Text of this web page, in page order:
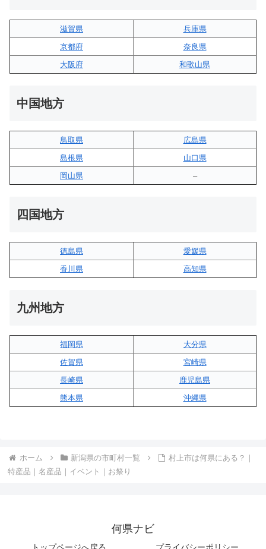
滋賀県
兵庫県
京都府
奈良県
大阪府
和歌山県
中国地方
鳥取県
広島県
島根県
山口県
岡山県
–
四国地方
徳島県
愛媛県
香川県
高知県
九州地方
福岡県
大分県
佐賀県
宮崎県
長崎県
鹿児島県
熊本県
沖縄県
ホーム 新潟県の市町村一覧
村上市は何県にある？｜
特産品｜名産品｜イベント｜お祭り
何県ナビ